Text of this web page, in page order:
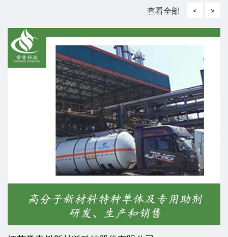
查看全部 < >